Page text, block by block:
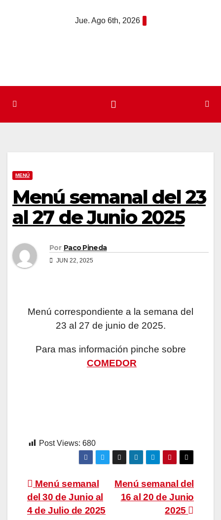
Jue. Ago 6th, 2026
MENÚ
Menú semanal del 23
al 27 de Junio 2025
Por Paco Pineda
JUN 22, 2025
Menú correspondiente a la semana del
23 al 27 de junio de 2025.
Para mas información pinche sobre
COMEDOR
Post Views: 680
Navegación
de
Menú semanal del
16 al 20 de Junio
2025
Menú semanal
del 30 de Junio al
4 de Julio de 2025